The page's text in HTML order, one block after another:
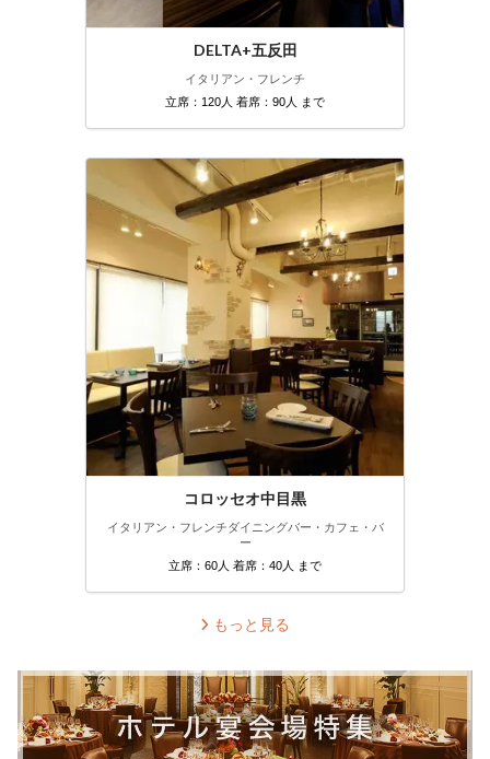
DELTA+五反田
イタリアン・フレンチ
立席：120人 着席：90人 まで
コロッセオ中目黒
イタリアン・フレンチダイニングバー・カフェ・バ
ー
立席：60人 着席：40人 まで
もっと見る